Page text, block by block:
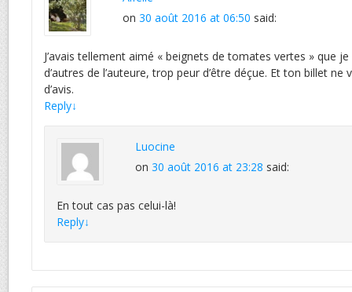
on 30 août 2016 at 06:50 said:
J’avais tellement aimé « beignets de tomates vertes » que
d’autres de l’auteure, trop peur d’être déçue. Et ton billet
d’avis.
Reply↓
Luocine
on 30 août 2016 at 23:28 said:
En tout cas pas celui-là!
Reply↓